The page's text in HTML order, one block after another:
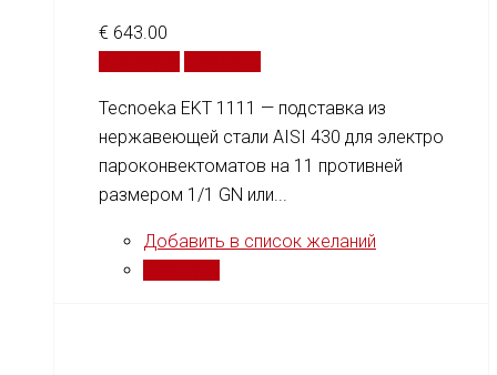
€ 643.00
Tecnoeka EKT 1111 — подставка из
нержавеющей стали AISI 430 для электро
пароконвектоматов на 11 противней
размером 1/1 GN или...
Добавить в список желаний